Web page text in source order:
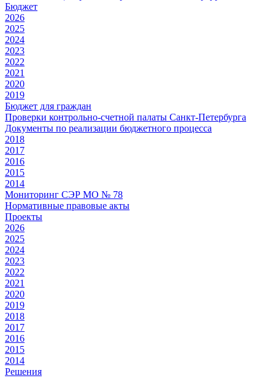
Бюджет
2026
2025
2024
2023
2022
2021
2020
2019
Бюджет для граждан
Проверки контрольно-счетной палаты Санкт-Петербурга
Документы по реализации бюджетного процесса
2018
2017
2016
2015
2014
Мониторинг СЭР МО № 78
Нормативные правовые акты
Проекты
2026
2025
2024
2023
2022
2021
2020
2019
2018
2017
2016
2015
2014
Решения